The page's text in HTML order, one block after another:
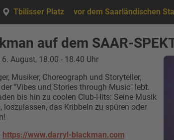
Tbilisser Platz vor dem Saarländischen
auf dem SAAR-
August, 18.00 - 18.40 Uhr
Musiker, Choreograph und Storyteller,
"Vibes und Stories through Music" lebt.
bis hin zu coolen Club-Hits: Seine Musik
loszulassen, das Kribbeln zu spüren oder
https://www.darryl-blackman.com